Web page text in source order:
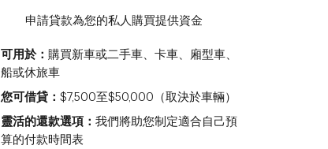
申請貸款為您的私人購買提供資金
可用於： 購買新車或二手車、卡車、廂型車、
船或休旅車
您可借貸： $7,500至$50,000（取決於車輛）
靈活的還款選項： 我們將助您制定適合自己預
算的付款時間表